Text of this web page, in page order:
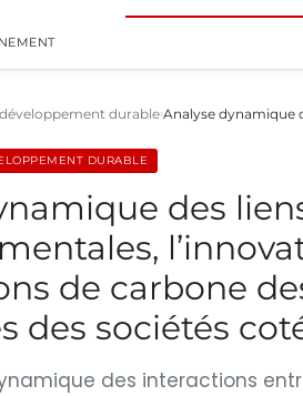
durable Analyse dynamique
DURABLE
des
de carbone
des sociétés
dynamique des interactions